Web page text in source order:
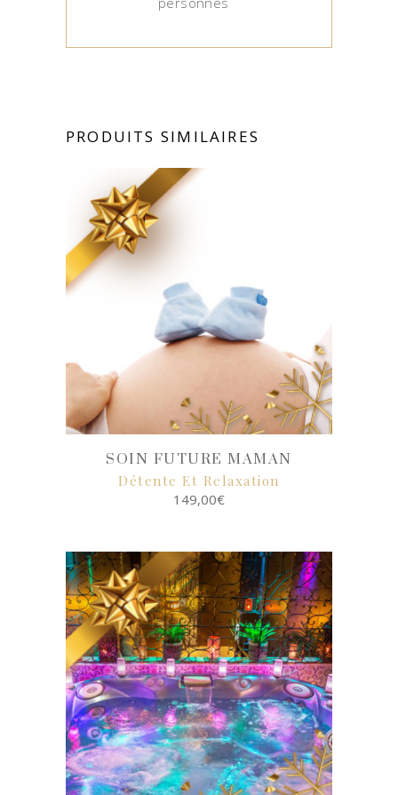
PRODUITS SIMILAIRES
SOIN FUTURE MAMAN
Détente Et Relaxation
149,00€
SELECT
OPTIONS